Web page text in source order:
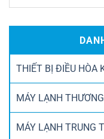
THIẾT BỊ ĐIỀU HÒA
MÁY LẠNH
MÁY LẠNH TRUNG